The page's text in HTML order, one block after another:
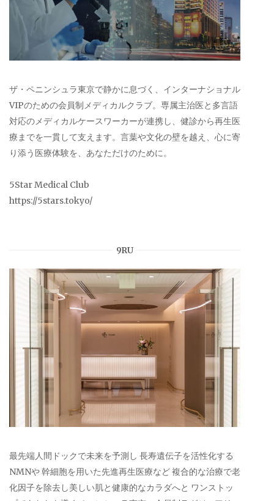
ザ・ペニンシュラ東京で静かに息づく、インターナショナル
VIPのための会員制メディカルクラブ。専属主治医と多言語
対応のメディカルケースワーカーが連携し、健診から再生医
療までを一貫して支えます。言葉や文化の壁を越え、心に寄
り添う医療体験を、あなただけのために。
5Star Medical Club
https://5stars.tokyo/
9RU
最先端人間ドックで未来を予測し 長寿遺伝子を活性化する
NMNや 幹細胞を用いた先進再生医療など 複合的な治療で老
化因子を除去し美しい肌と健康的なカラダへと ワンストッ